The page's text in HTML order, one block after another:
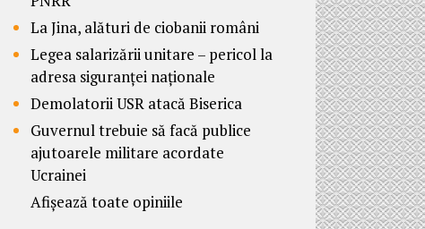
La Jina, alături de ciobanii români
Legea salarizării unitare – pericol la
adresa siguranței naționale
Demolatorii USR atacă Biserica
Guvernul trebuie să facă publice
ajutoarele militare acordate
Ucrainei
Afișează toate opiniile